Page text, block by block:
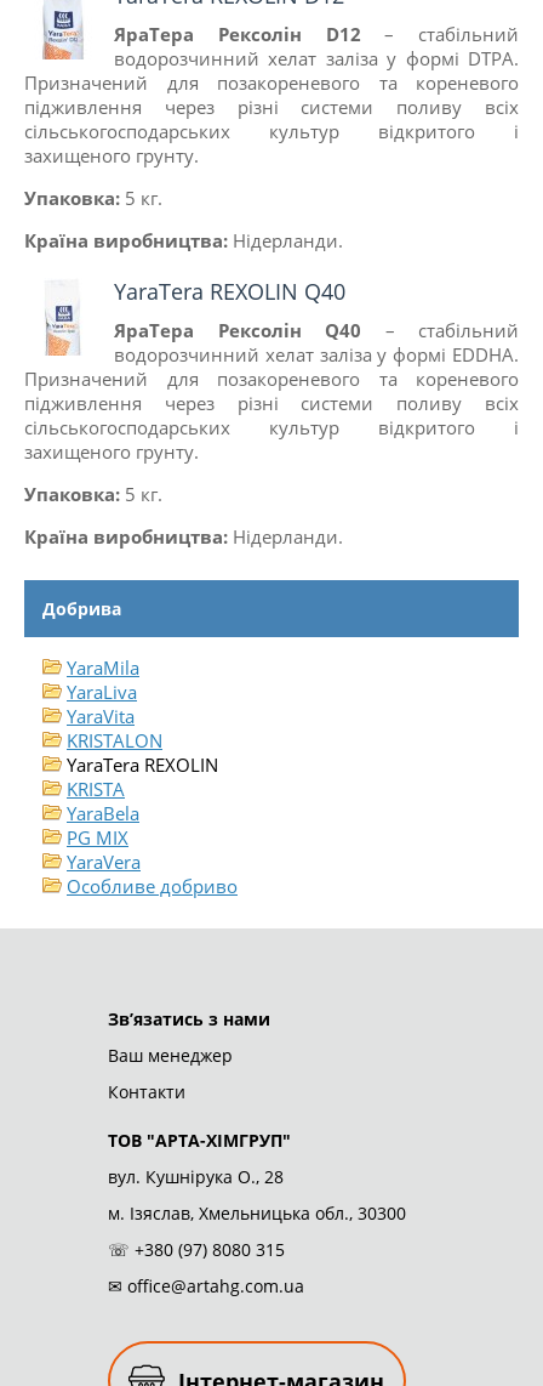
ЯраТера Рексолін D12 – стабільний
водорозчинний хелат заліза у формі DTPA.
Призначений для позакореневого та кореневого
підживлення через різні системи поливу всіх
сільськогосподарських культур відкритого і
захищеного грунту.
Упаковка: 5 кг.
Країна виробництва: Нiдерланди.
YaraTera REXOLIN Q40
ЯраТера Рексолін Q40 – стабільний
водорозчинний хелат заліза у формі EDDHA.
Призначений для позакореневого та кореневого
підживлення через різні системи поливу всіх
сільськогосподарських культур відкритого і
захищеного грунту.
Упаковка: 5 кг.
Країна виробництва: Нiдерланди.
Добрива
YaraMila
YaraLiva
YaraVita
KRISTALON
YaraTera REXOLIN
KRISTA
YaraBela
PG MIX
YaraVera
Особливе добриво
ТОВ "АРТА-ХІМГРУП"© 2026
Зв’язатись з нами
Ваш менеджер
Контакти
ТОВ "АРТА-ХІМГРУП"
вул. Кушнірука О., 28
м. Ізяслав, Хмельницька обл., 30300
☏ +380 (97) 8080 315
✉ office@artahg.com.ua